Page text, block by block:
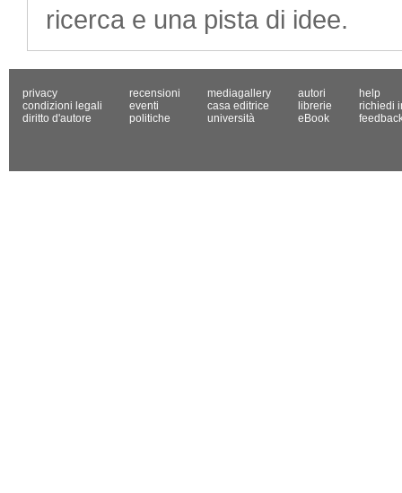
ricerca e una pista di idee.
privacy
condizioni legali
diritto d'autore
recensioni
eventi
politiche
mediagallery
casa editrice
università
autori
librerie
eBook
help
richiedi